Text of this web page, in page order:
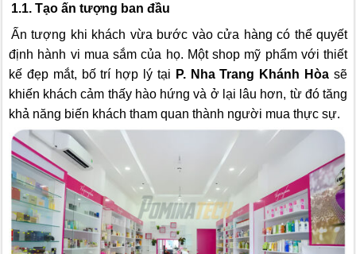
1.1. Tạo ấn tượng ban đầu
Ấn tượng khi khách vừa bước vào cửa hàng có thể quyết
định hành vi mua sắm của họ. Một shop mỹ phẩm với thiết
kế đẹp mắt, bố trí hợp lý tại P. Nha Trang Khánh Hòa sẽ
khiến khách cảm thấy hào hứng và ở lại lâu hơn, từ đó tăng
khả năng biến khách tham quan thành người mua thực sự.